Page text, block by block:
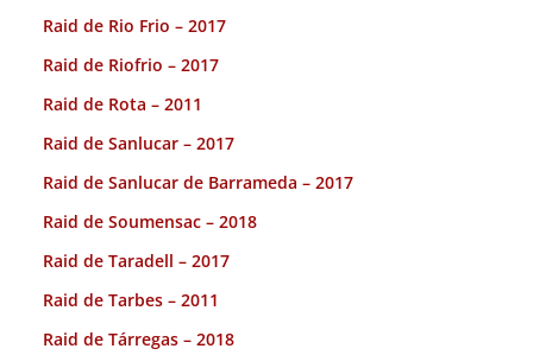
Raid de Rio Frio – 2017
Raid de Riofrio – 2017
Raid de Rota – 2011
Raid de Sanlucar – 2017
Raid de Sanlucar de Barrameda – 2017
Raid de Soumensac – 2018
Raid de Taradell – 2017
Raid de Tarbes – 2011
Raid de Tárregas – 2018